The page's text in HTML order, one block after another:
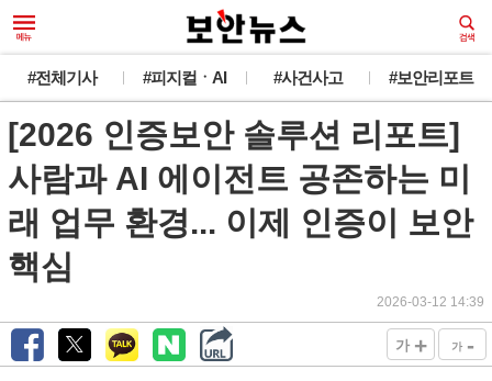
#전체기사 #피지컬ㆍAI #사건사고 #보안리포트
[2026 인증보안 솔루션 리포트]
사람과 AI 에이전트 공존하는 미
래 업무 환경... 이제 인증이 보안
핵심
2026-03-12 14:39
가 + 가 -